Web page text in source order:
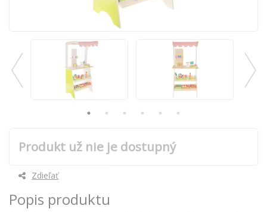
Produkt už nie je dostupný
Zdieľať
Popis produktu